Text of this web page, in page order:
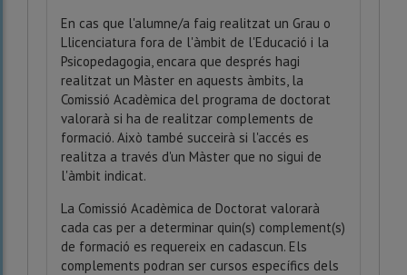
En cas que l'alumne/a faig realitzat un Grau o
Llicenciatura fora de l'àmbit de l'Educació i la
Psicopedagogia, encara que després hagi
realitzat un Màster en aquests àmbits, la
Comissió Acadèmica del programa de doctorat
valorarà si ha de realitzar complements de
formació. Això també succeirà si l'accés es
realitza a través d'un Màster que no sigui de
l'àmbit indicat.
La Comissió Acadèmica de Doctorat valorarà
cada cas per a determinar quin(s) complement(s)
de formació es requereix en cadascun. Els
complements podran ser cursos específics dels